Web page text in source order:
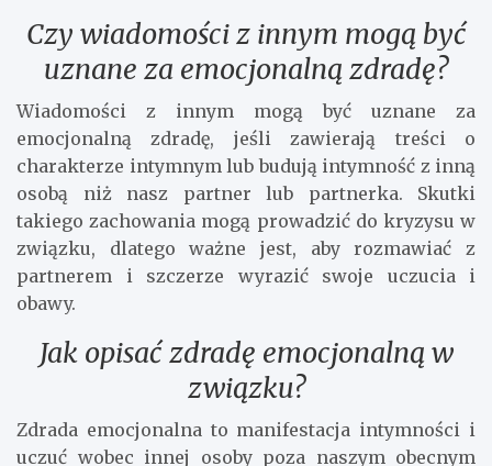
Czy wiadomości z innym mogą być
uznane za emocjonalną zdradę?
Wiadomości z innym mogą być uznane za
emocjonalną zdradę, jeśli zawierają treści o
charakterze intymnym lub budują intymność z inną
osobą niż nasz partner lub partnerka. Skutki
takiego zachowania mogą prowadzić do kryzysu w
związku, dlatego ważne jest, aby rozmawiać z
partnerem i szczerze wyrazić swoje uczucia i
obawy.
Jak opisać zdradę emocjonalną w
związku?
Zdrada emocjonalna to manifestacja intymności i
uczuć wobec innej osoby poza naszym obecnym